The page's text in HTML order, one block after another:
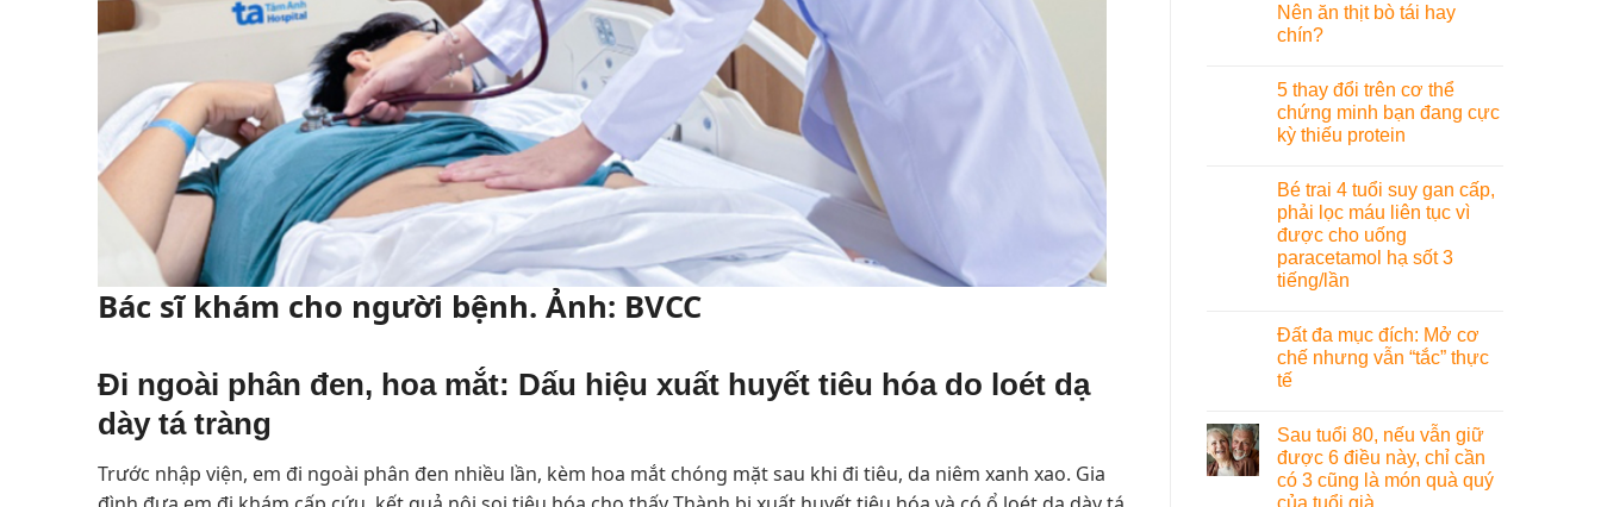
Bác sĩ khám cho người bệnh. Ảnh: BVCC
Đi ngoài phân đen, hoa mắt: Dấu hiệu xuất huyết tiêu hóa do loét dạ
dày tá tràng
Trước nhập viện, em đi ngoài phân đen nhiều lần, kèm hoa mắt chóng mặt sau khi đi tiêu, da niêm xanh xao. Gia
Nên ăn thịt bò tái hay
chín?
5 thay đổi trên cơ thể
chứng minh bạn đang cực
kỳ thiếu protein
Bé trai 4 tuổi suy gan cấp,
phải lọc máu liên tục vì
được cho uống
paracetamol hạ sốt 3
tiếng/lần
Đất đa mục đích: Mở cơ
chế nhưng vẫn “tắc” thực
tế
Sau tuổi 80, nếu vẫn giữ
được 6 điều này, chỉ cần
có 3 cũng là món quà quý
của tuổi già